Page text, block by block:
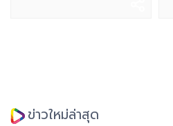
ข่าวใหม่ล่าสุด